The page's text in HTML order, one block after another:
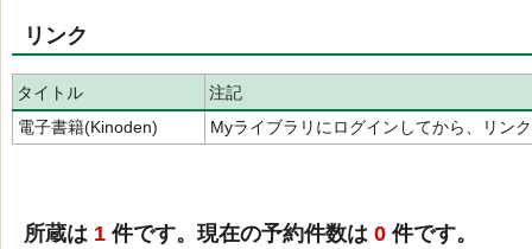
リンク
タイトル
注記
電子書籍(Kinoden)
Myライブラリにログインしてから、リン
所蔵は 1 件です。現在の予約件数は 0 件です。